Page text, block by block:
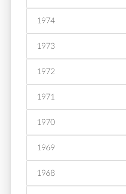
1974
1973
1972
1971
1970
1969
1968